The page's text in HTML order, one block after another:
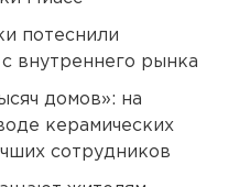
потеснили
внутреннего рынка
домов»: на
керамических
сотрудников